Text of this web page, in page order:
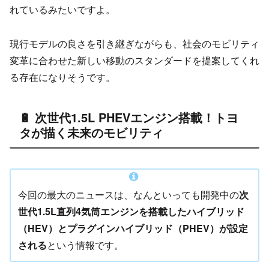
れているみたいですよ。
現行モデルの良さを引き継ぎながらも、社会のモビリティ
変革に合わせた新しい移動のスタンダードを提案してくれ
る存在になりそうです。
🔋 次世代1.5L PHEVエンジン搭載！トヨ
タが描く未来のモビリティ
今回の最大のニュースは、なんといっても開発中の次
世代1.5L直列4気筒エンジンを搭載したハイブリッド
（HEV）とプラグインハイブリッド（PHEV）が設定
されるという情報です。